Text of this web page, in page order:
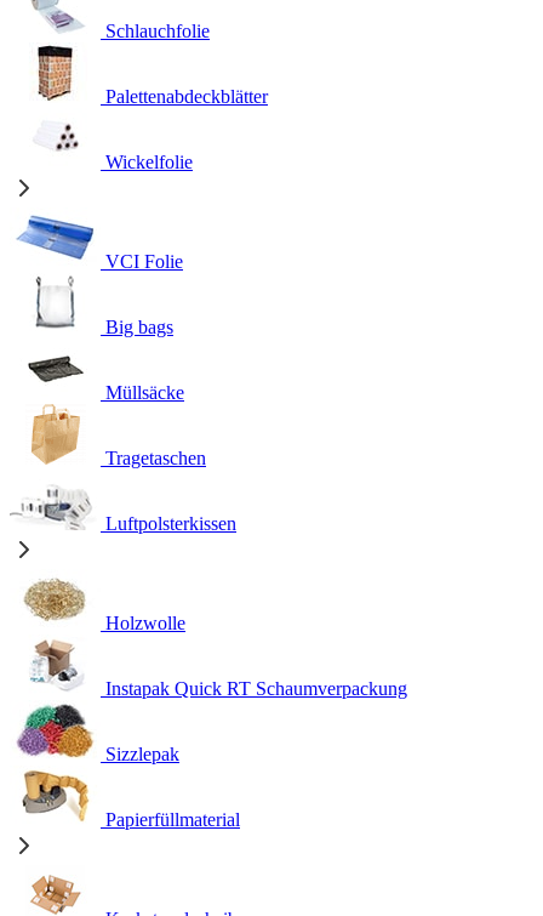
Schlauchfolie
Palettenabdeckblätter
Wickelfolie
VCI Folie
Big bags
Müllsäcke
Tragetaschen
Luftpolsterkissen
Holzwolle
Instapak Quick RT Schaumverpackung
Sizzlepak
Papierfüllmaterial